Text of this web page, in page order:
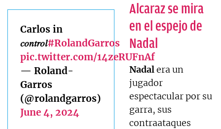
Carlos in
𝑐𝑜𝑛𝑡𝑟𝑜𝑙#RolandGarros
pic.twitter.com/14zeRUFnAf
— Roland-
Garros
(@rolandgarros)
June 4, 2024
Alcaraz se mira
en el espejo de
Nadal
Nadalera un
jugador
espectacular por su
garra, sus
contraataques